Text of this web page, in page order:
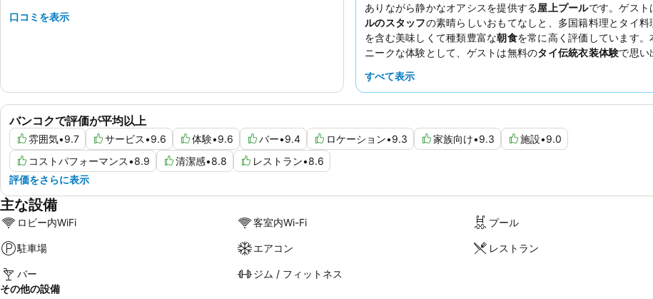
ありながら静かなオアシスを提供する屋上プールです。ゲスト
ルのスタッフの素晴らしいおもてなしと、多国籍料理とタイ料
を含む美味しくて種類豊富な朝食を常に高く評価しています。
ニークな体験として、ゲストは無料のタイ伝統衣装体験で思い
すべて表示
バンコクで評価が平均以上
雰囲気•9.7 サービス•9.6 体験•9.6 バー•9.4 ロケーション•9.3 家族向け•9.3 施設•9.0
コストパフォーマンス•8.9 清潔感•8.8 レストラン•8.6
評価をさらに表示
口コミを表示
主な設備
ロビー内WiFi 客室内Wi-Fi プール
駐車場 エアコン レストラン
バー
ジム / フィットネス
その他の設備